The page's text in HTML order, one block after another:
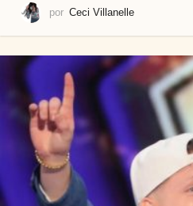
por Ceci Villanelle